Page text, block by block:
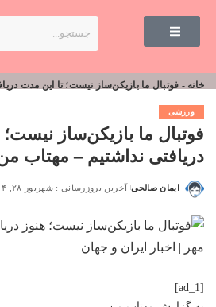
خانه - فوتبال ما بازیکن‌ساز نیست؛ تا این مدت
ورزشی
فوتبال ما بازیکن‌ساز
دریافتی نداشتیم – مهتاب
ایمان صالحی آخرین بروزرسانی : شهریور ۲۸, ۱۴۰۴
[ad_1]